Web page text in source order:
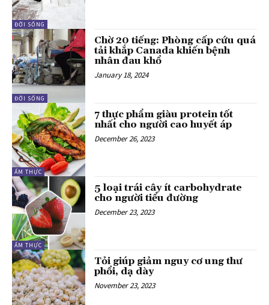
ĐỜI SỐNG
ĐỜI SỐNG
Chờ 20 tiếng: Phòng cấp cứu quá
tải khắp Canada khiến bệnh
nhân đau khổ
January 18, 2024
ẨM THỰC
7 thực phẩm giàu protein tốt
nhất cho người cao huyết áp
December 26, 2023
ẨM THỰC
5 loại trái cây ít carbohydrate
cho người tiểu đường
December 23, 2023
Tỏi giúp giảm nguy cơ ung thư
phổi, dạ dày
November 23, 2023